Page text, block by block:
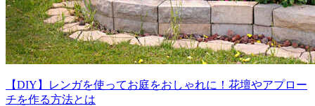
【DIY】レンガを使ってお庭をおしゃれに！花壇やアプロー
チを作る方法とは